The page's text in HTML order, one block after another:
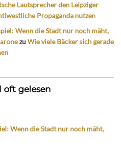
Lautsprecher den Leipziger
Propaganda nutzen
Wenn die Stadt nur noch mäht,
zuWie viele Bäcker sich gerade
oft gelesen
Wenn die Stadt nur noch mäht,